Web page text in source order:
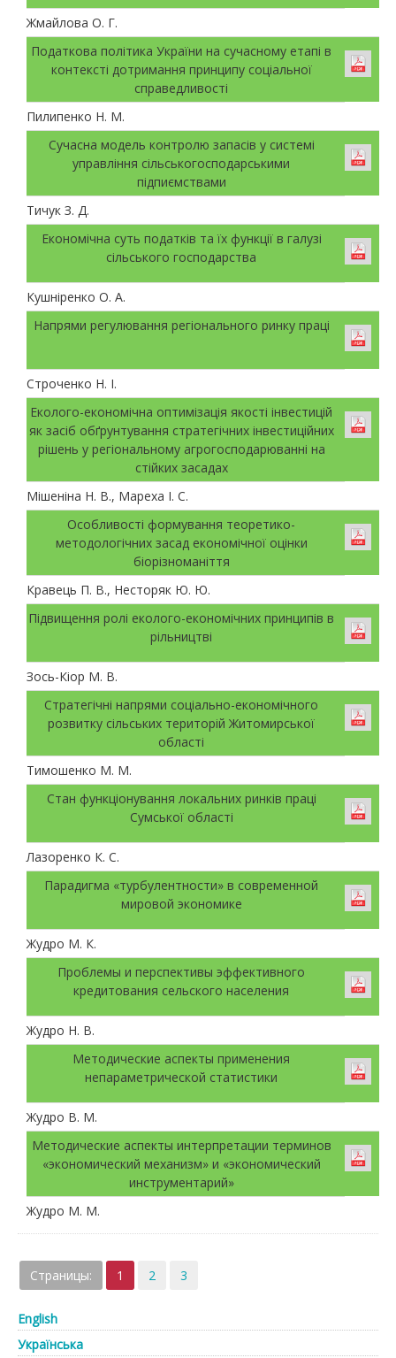
Жмайлова О. Г.
Податкова політика України на сучасному етапі в
контексті дотримання принципу соціальної
справедливості
Пилипенко Н. М.
Сучасна модель контролю запасів у системі
управління сільськогосподарськими
підпиємствами
Тичук З. Д.
Економічна суть податків та їх функції в галузі
сільського господарства
Кушніренко О. А.
Напрями регулювання регіонального ринку праці
Строченко Н. І.
Еколого-економічна оптимізація якості інвестицій
як засіб обґрунтування стратегічних інвестиційних
рішень у регіональному агрогосподарюванні на
стійких засадах
Мішеніна Н. В., Мареха І. С.
Особливості формування теоретико-
методологічних засад економічної оцінки
біорізноманіття
Кравець П. В., Несторяк Ю. Ю.
Підвищення ролі еколого-економічних принципів в
рільництві
Зось-Кіор М. В.
Стратегічні напрями соціально-економічного
розвитку сільських територій Житомирської
області
Тимошенко М. М.
Стан функціонування локальних ринків праці
Сумської області
Лазоренко К. С.
Парадигма «турбулентности» в современной
мировой экономике
Жудро М. К.
Проблемы и перспективы эффективного
кредитования сельского населения
Жудро Н. В.
Методические аспекты применения
непараметрической статистики
Жудро В. М.
Методические аспекты интерпретации терминов
«экономический механизм» и «экономический
инструментарий»
Жудро М. М.
Страницы: 1 2 3
English
Українська